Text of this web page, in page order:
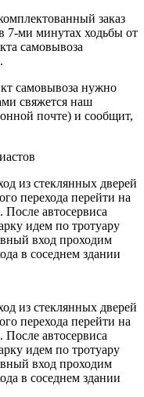
заказ
7-ми минутах ходьбы от
самовывоза
самовывоза нужно
свяжется наш
почте) и сообщит,
из стеклянных дверей
перехода перейти на
После автосервиса
идем по тротуару
вход проходим
в соседнем здании
из стеклянных дверей
перехода перейти на
После автосервиса
идем по тротуару
вход проходим
в соседнем здании